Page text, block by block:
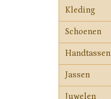
Kleding
Schoenen
Handtassen
Jassen
Juwelen